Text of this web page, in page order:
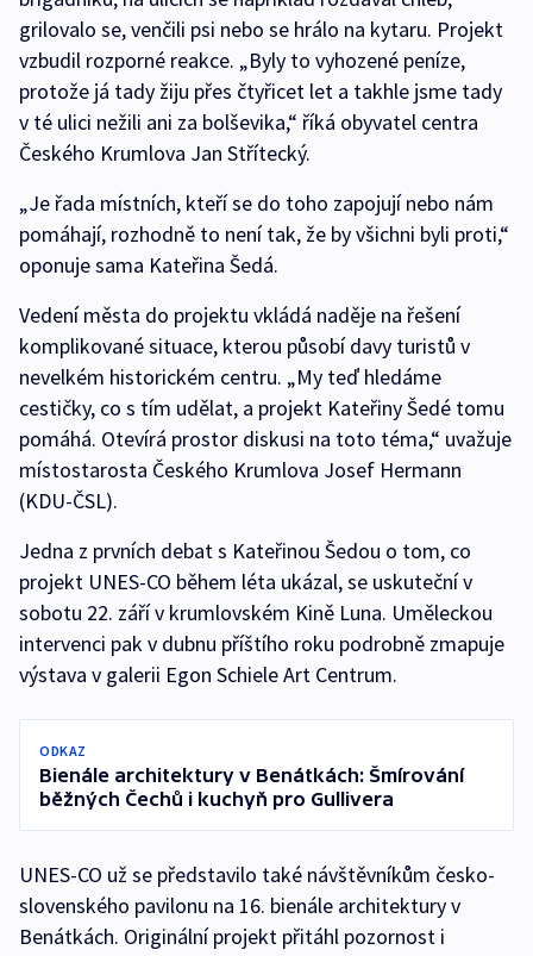
grilovalo se, venčili psi nebo se hrálo na kytaru. Projekt
vzbudil rozporné reakce. „Byly to vyhozené peníze,
protože já tady žiju přes čtyřicet let a takhle jsme tady
v té ulici nežili ani za bolševika,“ říká obyvatel centra
Českého Krumlova Jan Střítecký.
„Je řada místních, kteří se do toho zapojují nebo nám
pomáhají, rozhodně to není tak, že by všichni byli proti,“
oponuje sama Kateřina Šedá.
Vedení města do projektu vkládá naděje na řešení
komplikované situace, kterou působí davy turistů v
nevelkém historickém centru. „My teď hledáme
cestičky, co s tím udělat, a projekt Kateřiny Šedé tomu
pomáhá. Otevírá prostor diskusi na toto téma,“ uvažuje
místostarosta Českého Krumlova Josef Hermann
(KDU-ČSL).
Jedna z prvních debat s Kateřinou Šedou o tom, co
projekt UNES-CO během léta ukázal, se uskuteční v
sobotu 22. září v krumlovském Kině Luna. Uměleckou
intervenci pak v dubnu příštího roku podrobně zmapuje
výstava v galerii Egon Schiele Art Centrum.
ODKAZ
Bienále architektury v Benátkách: Šmírování
běžných Čechů i kuchyň pro Gullivera
UNES-CO už se představilo také návštěvníkům česko-
slovenského pavilonu na 16. bienále architektury v
Benátkách. Originální projekt přitáhl pozornost i